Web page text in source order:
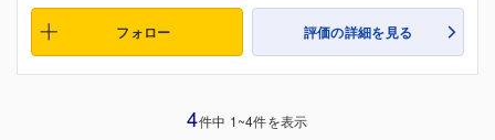
フォロー 評価の詳細を見る
4件中 1~4件を表示